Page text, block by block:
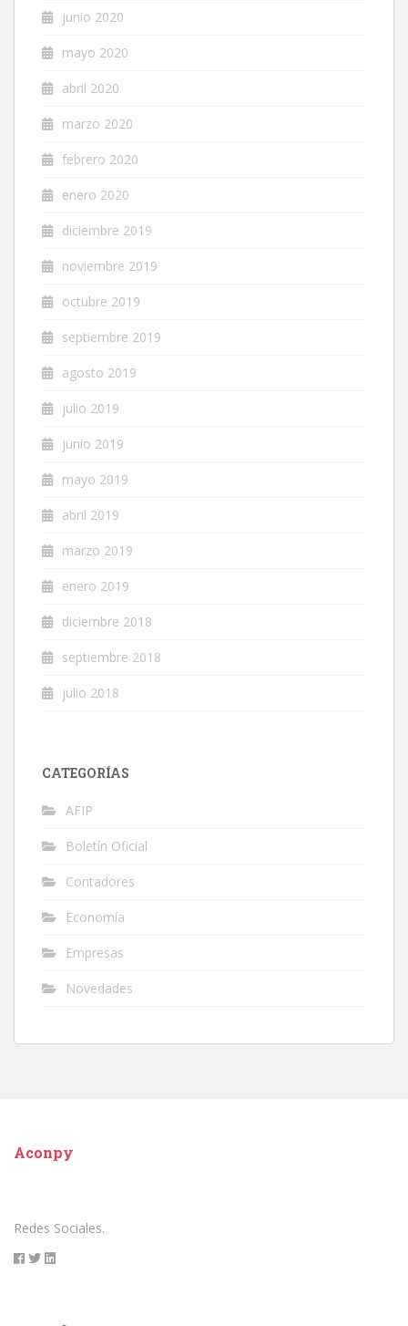
junio 2020
mayo 2020
abril 2020
marzo 2020
febrero 2020
enero 2020
diciembre 2019
noviembre 2019
octubre 2019
septiembre 2019
agosto 2019
julio 2019
junio 2019
mayo 2019
abril 2019
marzo 2019
enero 2019
diciembre 2018
septiembre 2018
julio 2018
CATEGORÍAS
AFIP
Boletín Oficial
Contadores
Economía
Empresas
Novedades
Aconpy
Redes Sociales.